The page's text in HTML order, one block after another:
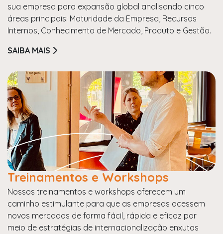
sua empresa para expansão global analisando cinco
áreas principais: Maturidade da Empresa, Recursos
Internos, Conhecimento de Mercado, Produto e Gestão.
SAIBA MAIS
Treinamentos e Workshops
Nossos treinamentos e workshops oferecem um
caminho estimulante para que as empresas acessem
novos mercados de forma fácil, rápida e eficaz por
meio de estratégias de internacionalização enxutas